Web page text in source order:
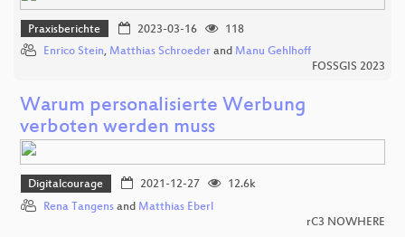
Praxisberichte 2023-03-16
118
Enrico Stein, Matthias Schroeder and Manu Gehlhoff
FOSSGIS 2023
Warum personalisierte Werbung
verboten werden muss
Digitalcourage 2021-12-27
12.6k
Rena Tangens and Matthias Eberl
rC3 NOWHERE